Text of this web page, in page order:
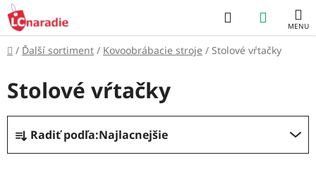
Prejsť
na
obsah
Hľadať
KOŠÍK
Domov
/ Ďalší sortiment / Kovoobrábacie stroje / Stolové vŕtačky
Stolové vŕtačky
R
a Radiť podľa:Najlacnejšie